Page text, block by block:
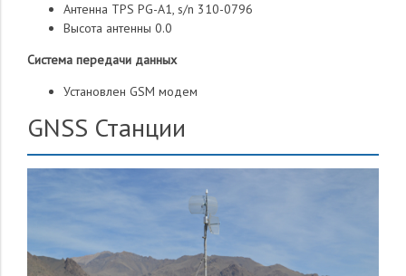
Антенна TPS PG-A1, s/n 310-0796
Высота антенны 0.0
Система передачи данных
Установлен GSM модем
GNSS Станции